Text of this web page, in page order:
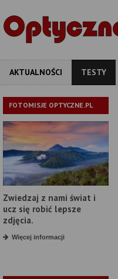
AKTUALNOŚCI TESTY
FOTOMISJE OPTYCZNE.PL
Zwiedzaj z nami świat i
ucz się robić lepsze
zdjęcia.
Więcej informacji